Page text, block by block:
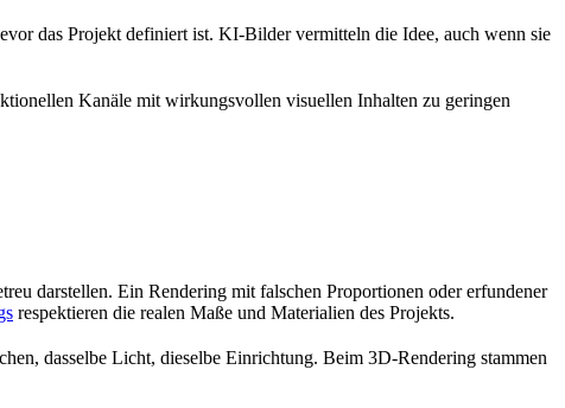
das Projekt definiert ist. KI-Bilder vermitteln die Idee, auch wenn sie
Kanäle mit wirkungsvollen visuellen Inhalten zu geringen
darstellen. Ein Rendering mit falschen Proportionen oder erfundener
respektieren die realen Maße und Materialien des Projekts.
dasselbe Licht, dieselbe Einrichtung. Beim 3D-Rendering stammen